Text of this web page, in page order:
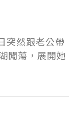
突然跟老公帶
闖蕩，展開她